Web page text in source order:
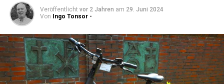
Veröffentlicht vor 2 Jahren am 29. Juni 2024
Von
Ingo Tonsor -